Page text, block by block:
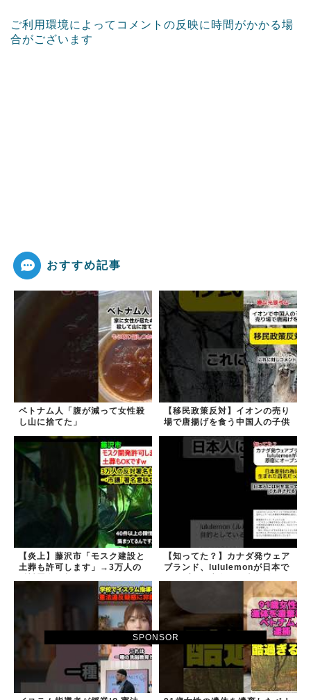
SPONSOR
ご利用環境によってコメントの反映に時間がかかる場
合がございます
おすすめ記事
ベトナム人「腹が減って女性殺
し山に捨てた」
【移民政策反対】イオンの売り
場で唐揚げを食う中国人の子供
【炎上】藤沢市「モスク建設と
土葬も許可します」→3万人の
【知ってた？】カナダ発ウェア
ブランド、lululemonが日本で